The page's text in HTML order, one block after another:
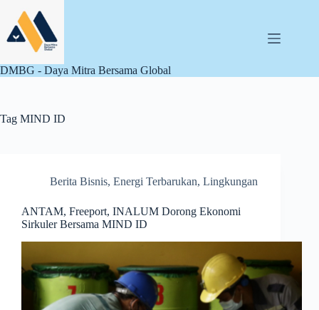
content
DMBG - Daya Mitra Bersama Global
Tag MIND ID
Berita Bisnis, Energi Terbarukan, Lingkungan
ANTAM, Freeport, INALUM Dorong Ekonomi
Sirkuler Bersama MIND ID